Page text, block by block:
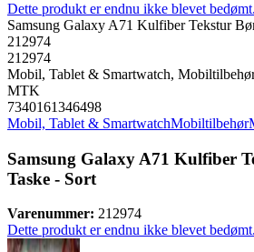
Dette produkt er endnu ikke blevet bedømt.
Samsung Galaxy A71 Kulfiber Tekstur
212974
212974
Mobil, Tablet & Smartwatch,
MTK
7340161346498
Mobil, Tablet & SmartwatchMobiltilbehør
Samsung Galaxy A71 Kulfiber
Taske - Sort
Varenummer: 212974
Dette produkt er endnu ikke blevet bedømt.